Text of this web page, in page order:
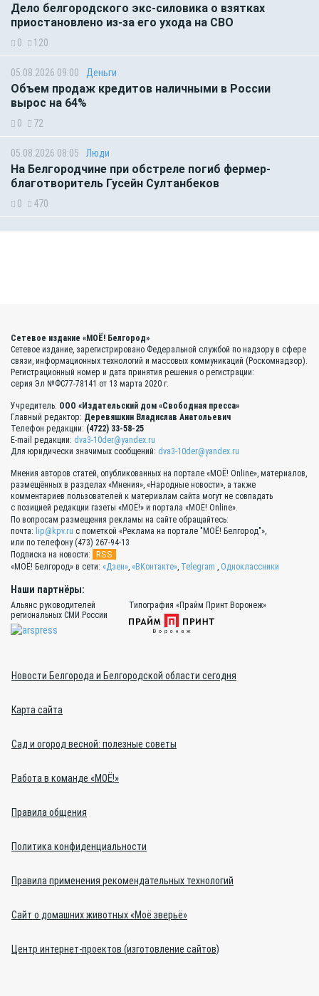
Дело белгородского экс-силовика о взятках
приостановлено из-за его ухода на СВО
0 120
05.08.2026 09:00 Деньги
Объем продаж кредитов наличными в России
вырос на 64%
0 72
05.08.2026 08:05 Люди
На Белгородчине при обстреле погиб фермер-
благотворитель Гусейн Султанбеков
0 470
Сетевое издание «МОЁ! Белгород»
Сетевое издание, зарегистрировано Федеральной службой по надзору в сфере
связи, информационных технологий и массовых коммуникаций (Роскомнадзор).
Регистрационный номер и дата принятия решения о регистрации:
серия Эл №ФС77-78141 от 13 марта 2020 г.
Учредитель: ООО «Издательский дом «Свободная пресса»
Главный редактор: Деревяшкин Владислав Анатольевич
Телефон редакции: (4722) 33-58-25
E-mail редакции: dva3-10der@yandex.ru
Для юридически значимых сообщений: dva3-10der@yandex.ru
Мнения авторов статей, опубликованных на портале «МОЁ! Online», материалов,
размещённых в разделах «Мнения», «Народные новости», а также
комментариев пользователей к материалам сайта могут не совпадать
с позицией редакции газеты «МОЁ!» и портала «МОЁ! Online».
По вопросам размещения рекламы на сайте обращайтесь:
почта: lip@kpv.ru с пометкой «Реклама на портале "МОЁ! Белгород"»,
или по телефону (473) 267-94-13
Подписка на новости:
RSS
«МОЁ! Белгород» в сети: «Дзен», «ВКонтакте», Telegram , Одноклассники
Наши партнёры:
Альянс руководителей
региональных СМИ России
Типография «Прайм Принт Воронеж»
Новости Белгорода и Белгородской области сегодня
Карта сайта
Сад и огород весной: полезные советы
Работа в команде «МОЁ!»
Правила общения
Политика конфиденциальности
Правила применения рекомендательных технологий
Сайт о домашних животных «Моё зверьё»
Центр интернет-проектов (изготовление сайтов)